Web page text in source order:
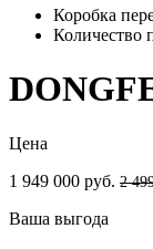
Коробка
Количество
Цена
1 949 000 руб. 2
Ваша выгода